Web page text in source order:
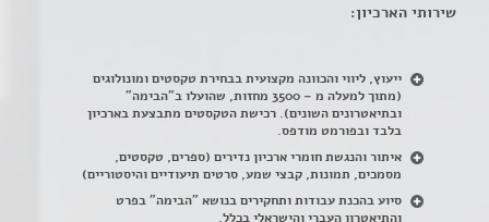
שירותי הארכיון:
ייעוץ, ליווי והכוונה מקצועית בבחירת טקסטים ומונולוגים
(מתוך למעלה מ – 3500 מחזות, שהועלו ב"הבימה"
ובתיאטרונים השונים). רכישת הטקסטים מתבצעת בארכיון
בלבד ובפורמט מודפס.
איתור והנגשת חומרי ארכיון נדירים (ספרים, טקסטים,
מסמכים, תמונות, קבצי שמע, סרטים תיעודיים והיסטוריים)
סיוע בהכנת עבודות ותחקירים בנושא "הבימה" בפרט
והתיאטרון העברי והישראלי בכלל.